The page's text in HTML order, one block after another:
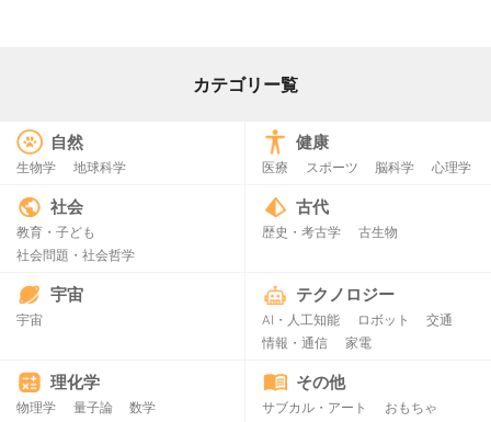
カテゴリー覧
自然
生物学 地球科学
健康
医療 スポーツ 脳科学 心理学
社会
教育・子ども
社会問題・社会哲学
古代
歴史・考古学 古生物
宇宙
宇宙
テクノロジー
AI・人工知能 ロボット
交通
情報・通信
家電
理化学
物理学 量子論 数学
その他
サブカル・アート
おもちゃ